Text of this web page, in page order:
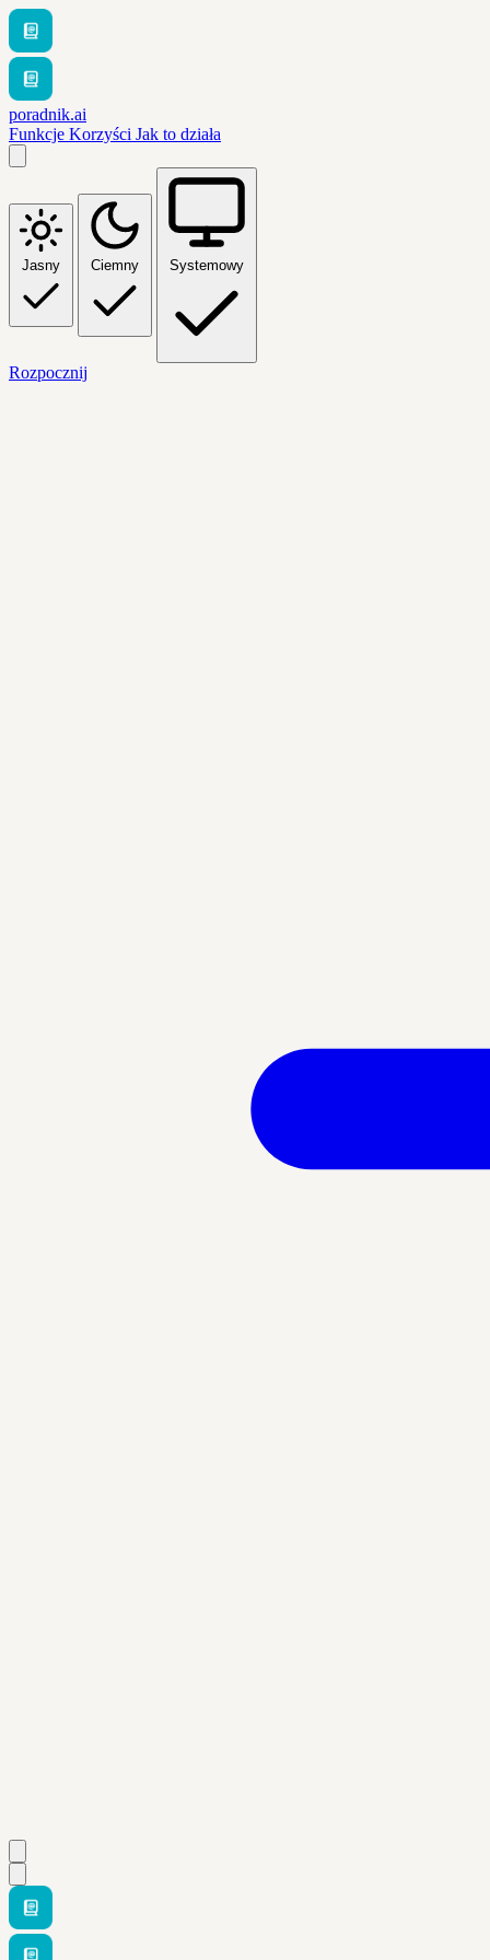
poradnik.ai
Funkcje Korzyści Jak to działa
Jasny Ciemny Systemowy
Rozpocznij